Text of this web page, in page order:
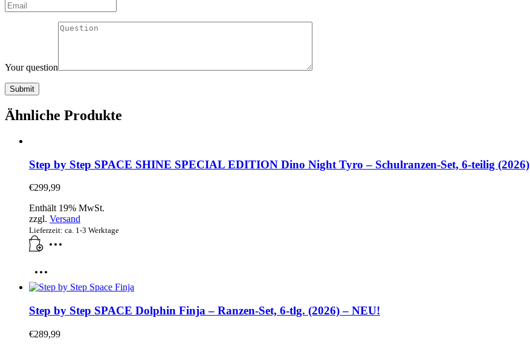
Your question
Ähnliche Produkte
Step by Step SPACE SHINE SPECIAL EDITION Dino Night Tyro – Schulranzen-Set, 6-teilig (2026)
€299,99
Enthält 19% MwSt.
zzgl. Versand
Lieferzeit: ca. 1-3 Werktage
Step by Step SPACE Dolphin Finja – Ranzen-Set, 6-tlg. (2026) – NEU!
€289,99